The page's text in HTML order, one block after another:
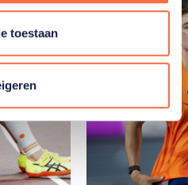
toestaan